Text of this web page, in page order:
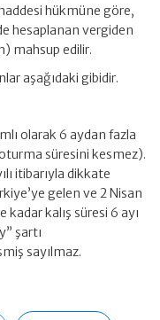
hükmüne göre,
hesaplanan vergiden
mahsup edilir.
aşağıdaki gibidir.
olarak 6 aydan fazla
süresini kesmez).
itibarıyla dikkate
gelen ve 2 Nisan
kadar kalış süresi 6 ayı
şartı
sayılmaz.